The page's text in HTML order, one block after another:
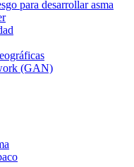
para desarrollar asma
(GAN)